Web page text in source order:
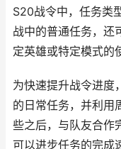
S20战令中，任务类
战中的普通任务，还
定英雄或特定模式的
为快速提升战令进度
的日常任务，并利用
些之后，与队友合作
可以进步任务的完成